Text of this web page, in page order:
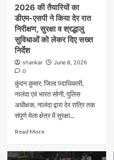
2026 की तैयारियों का
डीएम-एसपी ने किया देर रात
निरीक्षण, सुरक्षा व श्रद्धालु
सुविधाओं को लेकर दिए सख्त
निर्देश
shankar
June 8, 2026
0
कुंदन कुमार, जिला पदाधिकारी,
नालंदा एवं भारत सोनी, पुलिस
अधीक्षक, नालंदा द्वारा देर रात्रि तक
संपूर्ण मेला क्षेत्र में सुरक्षा...
Read More